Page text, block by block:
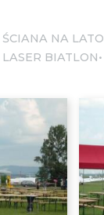
NA LATO
LASER BIATLON